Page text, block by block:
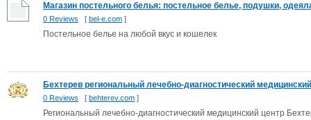
Магазин постельного белья: постельное белье, подушки,
0 Reviews [ bel-e.com ]
Постельное белье на любой вкус и кошелек
Бехтерев региональный лечебно-диагностический
0 Reviews [ behterev.com ]
Региональный лечебно-диагностический медицинский центр